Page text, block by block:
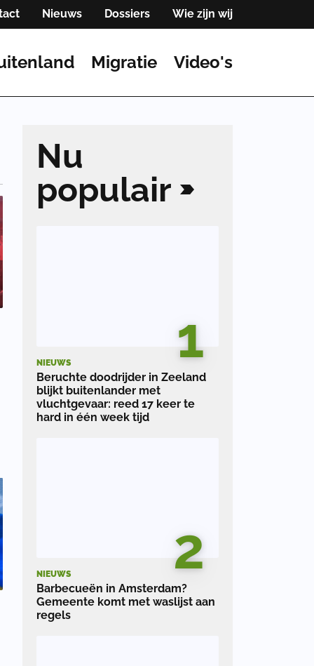
Nieuws Dossiers Wie zijn wij
Migratie Video's
Nu
populair
1
NIEUWS
Beruchte doodrijder in Zeeland
blijkt buitenlander met
vluchtgevaar: reed 17 keer te
hard in één week tijd
2
NIEUWS
Barbecueën in Amsterdam?
Gemeente komt met waslijst aan
regels